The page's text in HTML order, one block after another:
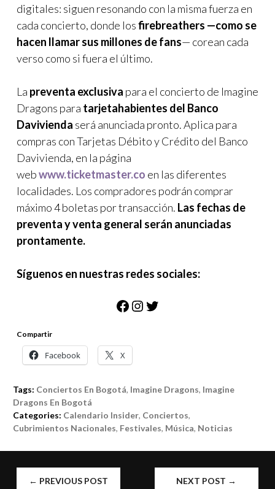
digitales: siguen resonando con la misma fuerza en
cada concierto, donde losfirebreathers —como se
hacen llamar sus millones de fans— corean cada
verso como si fuera el último.
La preventa exclusiva para el concierto de Imagine
Dragons para tarjetahabientes del Banco
Davivienda será anunciada pronto. Aplica para
compras con Tarjetas Débito y Crédito del Banco
Davivienda, en la página
webwww.ticketmaster.co en las diferentes
localidades. Los compradores podrán comprar
máximo 4 boletas por transacción. Las fechas de
preventa y venta general serán anunciadas
prontamente.
Síguenos en nuestras redes sociales:
Facebook
Instagram
Twitter
Compartir
Facebook X
Tags: Conciertos En Bogotá, Imagine Dragons, Imagine
Dragons En Bogotá
Categories: Calendario Insider, Conciertos,
Cubrimientos Nacionales, Festivales, Música, Noticias
POST
← PREVIOUS POST NEXT POST →